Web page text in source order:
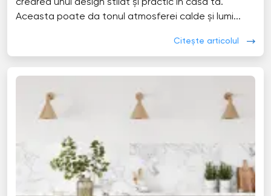
crearea unui design stilat și practic în casa ta.
Aceasta poate da tonul atmosferei calde și lumi...
Citește articolul